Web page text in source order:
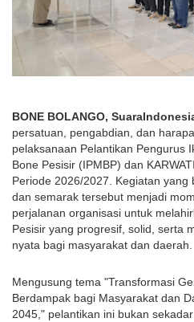
BONE BOLANGO,
persatuan, pengabdian, dan
pelaksanaan Pelantikan Pengurus
Bone Pesisir (IPMBP) dan
Periode 2026/2027. Kegiatan
dan semarak tersebut menjadi
perjalanan organisasi untuk
Pesisir yang progresif, solid, serta
nyata bagi masyarakat dan daerah.
Mengusung tema "Transformasi
Berdampak bagi Masyarakat dan
2045," pelantikan ini bukan